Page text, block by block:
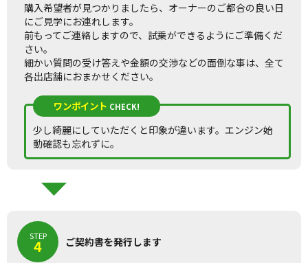
購入希望者が見つかりましたら、オーナーのご都合の良い日
にご見学にお連れします。
前もってご連絡しますので、試乗ができるようにご準備くだ
さい。
細かい質問の受け答えや金額の交渉などの面倒な事は、全て
各出店舗におまかせください。
ワンポイント CHECK!
少し綺麗にしていただくと印象が違います。エンジン始
動確認も忘れずに。
STEP
4 ご契約書を発行します